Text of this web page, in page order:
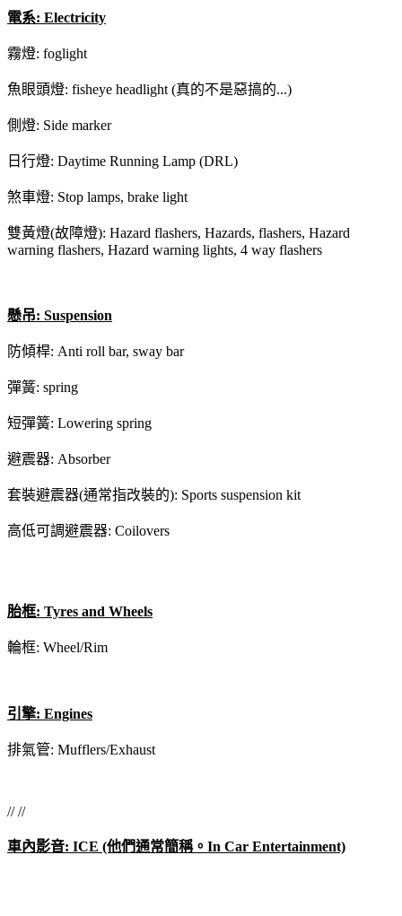
電系: Electricity
霧燈: foglight
魚眼頭燈: fisheye headlight (真的不是惡搞的...)
側燈: Side marker
日行燈: Daytime Running Lamp (DRL)
煞車燈: Stop lamps, brake light
雙黃燈(故障燈): Hazard flashers, Hazards, flashers, Hazard
warning flashers, Hazard warning lights, 4 way flashers
懸吊: Suspension
防傾桿: Anti roll bar, sway bar
彈簧: spring
短彈簧: Lowering spring
避震器: Absorber
套裝避震器(通常指改裝的): Sports suspension kit
高低可調避震器: Coilovers
胎框: Tyres and Wheels
輪框: Wheel/Rim
引擎: Engines
排氣管: Mufflers/Exhaust
// //
車內影音: ICE (他們通常簡稱。In Car Entertainment)